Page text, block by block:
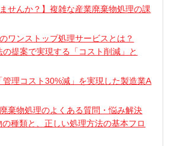
せんか？】複雑な産業廃棄物処理の課
ワンストップ処理サービスとは？
提案で実現する「コスト削減」と
管理コスト30%減」を実現した製造業A
棄物処理のよくある質問・悩み解決
種類と、正しい処理方法の基本フロ